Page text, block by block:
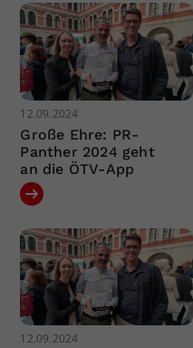
12.09.2024
Große Ehre: PR-
Panther 2024 geht
an die ÖTV-App
12.09.2024